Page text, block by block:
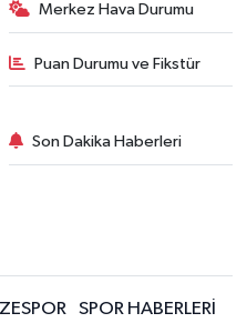
Merkez Hava Durumu
Puan Durumu ve Fikstür
Son Dakika Haberleri
SPOR HABERLERİ